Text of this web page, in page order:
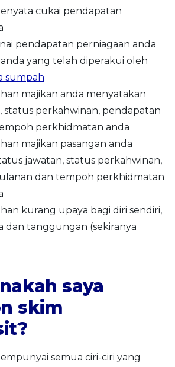
cukai pendapatan
pendapatan perniagaan anda
yang telah diperakui oleh
sumpah
majikan anda menyatakan
status perkahwinan, pendapatan
perkhidmatan anda
majikan pasangan anda
jawatan, status perkahwinan,
dan tempoh perkhidmatan
kurang upaya bagi diri sendiri,
dan tanggungan (sekiranya
saya
skim
semua ciri-ciri yang